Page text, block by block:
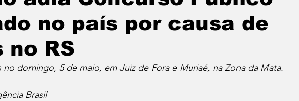
no país por causa de
no RS
no domingo, 5 de maio, em Juiz de Fora e Muriaé, na Zona da Mata.
Brasil